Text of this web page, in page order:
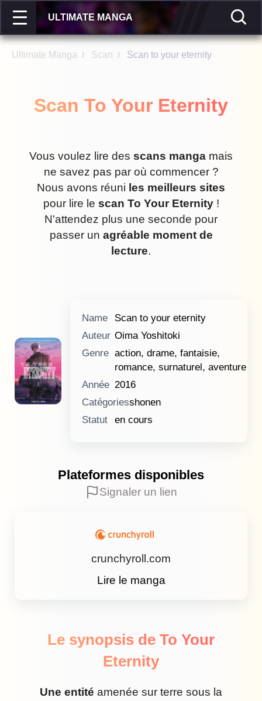
ULTIMATE MANGA
Ultimate Manga / Scan / Scan to your eternity
Scan To Your Eternity
Vous voulez lire des scans manga mais
ne savez pas par où commencer ?
Nous avons réuni les meilleurs sites
pour lire le scan To Your Eternity!
N'attendez plus une seconde pour
passer un agréable moment de
lecture.
Name
Scan to your eternity
Auteur Oima Yoshitoki
Genre action, drame, fantaisie,
romance, surnaturel, aventure
Année 2016
Catégoriesshonen
Statut
en cours
Plateformes disponibles
Signaler un lien
crunchyroll.com
Lire le manga
Le synopsis de To Your
Eternity
Une entité amenée sur terre sous la